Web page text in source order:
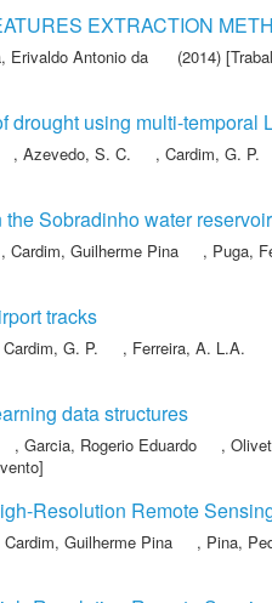
EXTRACTION
Erivaldo Antonio da
(2014)
drought using multi-temporal
, Azevedo, S. C. , Cardim, G. P.
Sobradinho water reservoir
, Cardim, Guilherme Pina , Puga,
tracks
Cardim, G. P. , Ferreira, A. L.A.
data structures
, Garcia, Rogerio Eduardo ,
Resolution Remote
Cardim, Guilherme Pina , Pina,